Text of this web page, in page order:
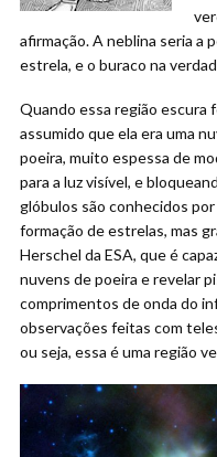
afirmação. A neblina seria a
estrela, e o buraco na
Quando essa região escura
assumido que ela era uma
poeira, muito espessa de
para a luz visível, e
glóbulos são conhecidos
formação de estrelas, mas
Herschel da ESA, que é
nuvens de poeira e revelar
comprimentos de onda do
observações feitas com
ou seja, essa é uma região